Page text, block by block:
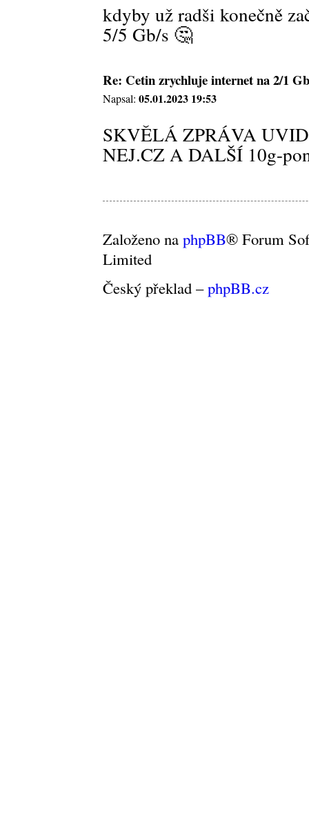
kdyby už radši konečně
5/5 Gb/s 🤔
Re: Cetin zrychluje internet na 2/1
Napsal:05.01.2023 19:53
SKVĚLÁ ZPRÁVA
NEJ.CZ A DALŠÍ 10g-
Založeno naphpBB® Forum
Limited
Český překlad –phpBB.cz